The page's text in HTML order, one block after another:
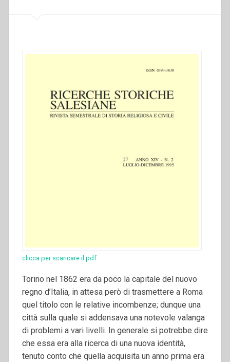
clicca per scaricare il pdf
Torino nel 1862 era da poco la capitale del nuovo
regno d’Italia, in attesa però di trasmettere a Roma
quel titolo con le relative incombenze; dunque una
città sulla quale si addensava una notevole valanga
di problemi a vari livelli. In generale si potrebbe dire
che essa era alla ricerca di una nuova identità,
tenuto conto che quella acquisita un anno prima era